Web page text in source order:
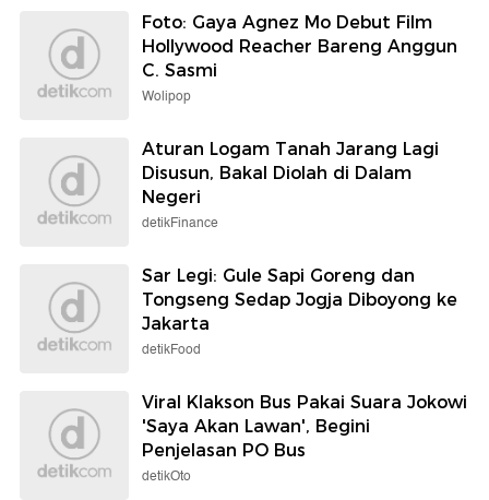
Foto: Gaya Agnez Mo Debut Film
Hollywood Reacher Bareng Anggun
C. Sasmi
Wolipop
Aturan Logam Tanah Jarang Lagi
Disusun, Bakal Diolah di Dalam
Negeri
detikFinance
Sar Legi: Gule Sapi Goreng dan
Tongseng Sedap Jogja Diboyong ke
Jakarta
detikFood
Viral Klakson Bus Pakai Suara Jokowi
'Saya Akan Lawan', Begini
Penjelasan PO Bus
detikOto